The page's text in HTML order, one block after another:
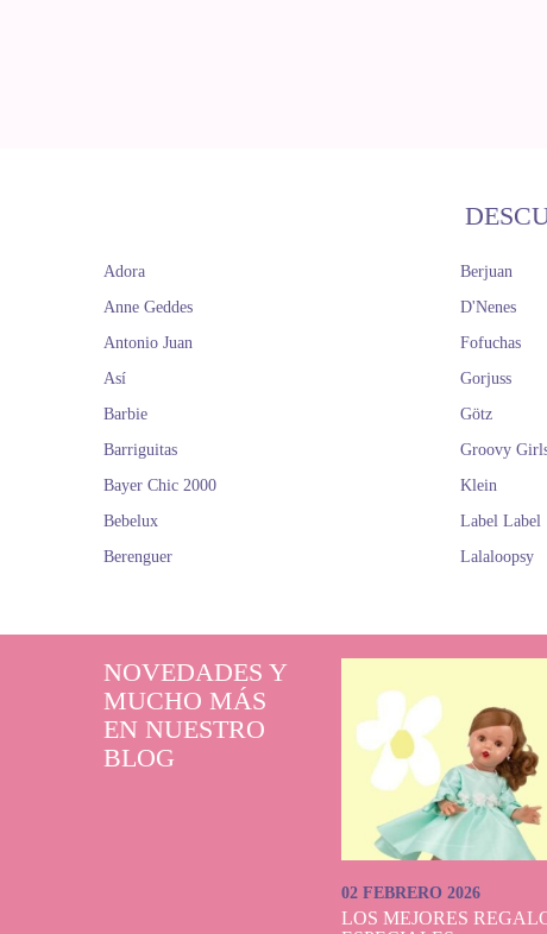
Adora
Anne Geddes
Antonio Juan
Así
Barbie
Barriguitas
Bayer Chic 2000
Bebelux
Berenguer
Berjuan
D'Nenes
Fofuchas
Gorjuss
Götz
Groovy
Klein
Label Label
Lalaloopsy
NOVEDADES Y
MUCHO MÁS
EN NUESTRO
BLOG
02 FEBRERO 2026
LOS MEJORES